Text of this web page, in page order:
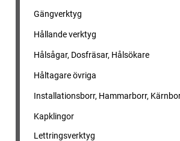
Gängverktyg
Hållande verktyg
Hålsågar, Dosfräsar, Hålsökare
Håltagare övriga
Installationsborr, Hammarborr,
Kapklingor
Lettringsverktyg